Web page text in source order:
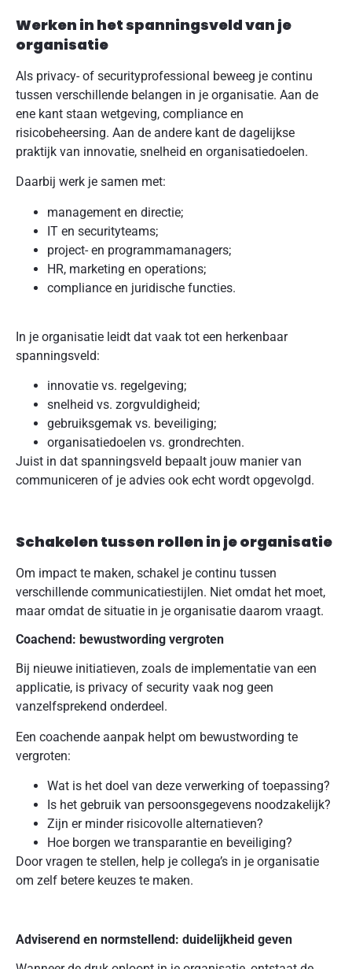
Werken in het spanningsveld van je
organisatie
Als privacy- of securityprofessional beweeg je continu
tussen verschillende belangen in je organisatie. Aan de
ene kant staan wetgeving, compliance en
risicobeheersing. Aan de andere kant de dagelijkse
praktijk van innovatie, snelheid en organisatiedoelen.
Daarbij werk je samen met:
management en directie;
IT en securityteams;
project- en programmamanagers;
HR, marketing en operations;
compliance en juridische functies.
In je organisatie leidt dat vaak tot een herkenbaar
spanningsveld:
innovatie vs. regelgeving;
snelheid vs. zorgvuldigheid;
gebruiksgemak vs. beveiliging;
organisatiedoelen vs. grondrechten.
Juist in dat spanningsveld bepaalt jouw manier van
communiceren of je advies ook echt wordt opgevolgd.
Schakelen tussen rollen in je organisatie
Om impact te maken, schakel je continu tussen
verschillende communicatiestijlen. Niet omdat het moet,
maar omdat de situatie in je organisatie daarom vraagt.
Coachend: bewustwording vergroten
Bij nieuwe initiatieven, zoals de implementatie van een
applicatie, is privacy of security vaak nog geen
vanzelfsprekend onderdeel.
Een coachende aanpak helpt om bewustwording te
vergroten:
Wat is het doel van deze verwerking of toepassing?
Is het gebruik van persoonsgegevens noodzakelijk?
Zijn er minder risicovolle alternatieven?
Hoe borgen we transparantie en beveiliging?
Door vragen te stellen, help je collega’s in je organisatie
om zelf betere keuzes te maken.
Adviserend en normstellend: duidelijkheid geven